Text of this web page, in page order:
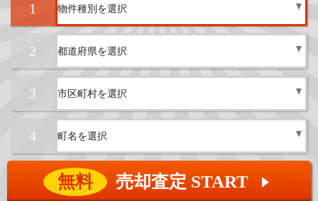
1
2
3
4
無料 売却査定 START ▲